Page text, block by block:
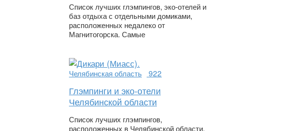
Список лучших глэмпингов, эко-отелей и
баз отдыха с отдельными домиками,
расположенных недалеко от
Магнитогорска. Самые
Челябинская область 922
Глэмпинги и эко-отели
Челябинской области
Список лучших глэмпингов,
расположенных в Челябинской области.